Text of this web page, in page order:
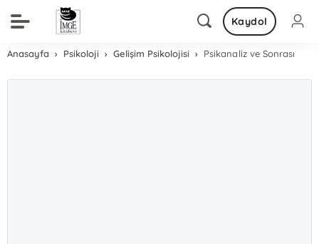
Kaydol
Anasayfa Psikoloji Gelişim Psikolojisi Psikanaliz ve Sonrası